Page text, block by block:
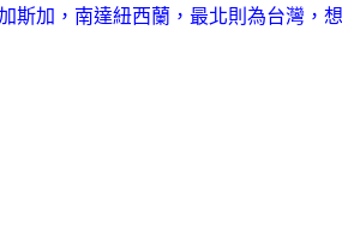
斯加，南達紐西蘭，最北則為台灣